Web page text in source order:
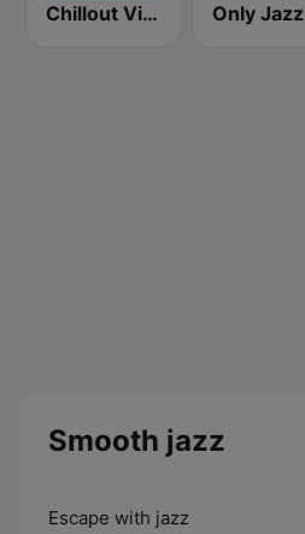
Chillout Vibes Only Jazz
Smooth jazz
Escape with jazz